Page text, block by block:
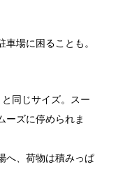
場に困ることも。
同じサイズ。スー
ーズに停められま
へ、荷物は積みっぱ